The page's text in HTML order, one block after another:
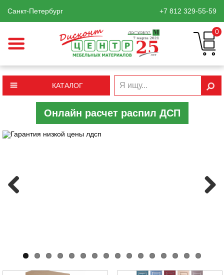
Санкт-Петербург +7 812 329-55-59
0
КАТАЛОГ
Онлайн расчет распил ДСП